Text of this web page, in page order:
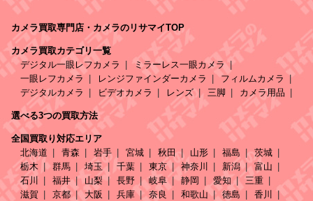
カメラ買取専門店・カメラのリサマイTOP
カメラ買取カテゴリ一覧
デジタル一眼レフカメラ
ミラーレス一眼カメラ
一眼レフカメラ
レンジファインダーカメラ
フィルムカメラ
デジタルカメラ
ビデオカメラ レンズ 三脚 カメラ用品
選べる3つの買取方法
全国買取り対応エリア
北海道
青森 岩手 宮城 秋田 山形 福島
茨城
栃木
群馬 埼玉 千葉 東京 神奈川 新潟
富山
石川
福井 山梨 長野 岐阜 静岡 愛知
三重
滋賀
京都 大阪 兵庫 奈良 和歌山 徳島 香川